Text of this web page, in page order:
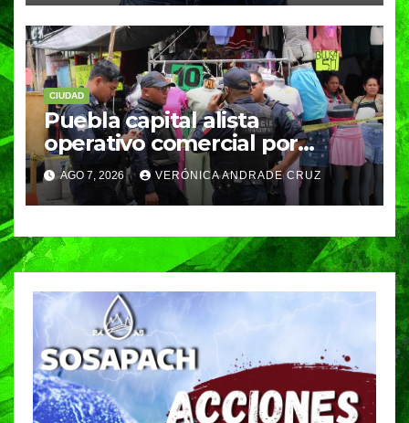
CIUDAD
Puebla capital alista
operativo comercial por
fiestas patrias y regreso a
clases
AGO 7, 2026 VERÓNICA ANDRADE CRUZ